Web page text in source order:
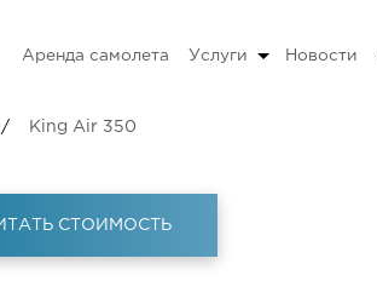
Аренда самолета Услуги Новости
King Air 350
СТОИМОСТЬ